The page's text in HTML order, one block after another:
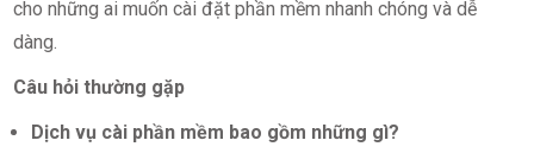
cho những ai muốn cài đặt phần mềm nhanh chóng và dễ
dàng.
Câu hỏi thường gặp
Dịch vụ cài phần mềm bao gồm những gì?